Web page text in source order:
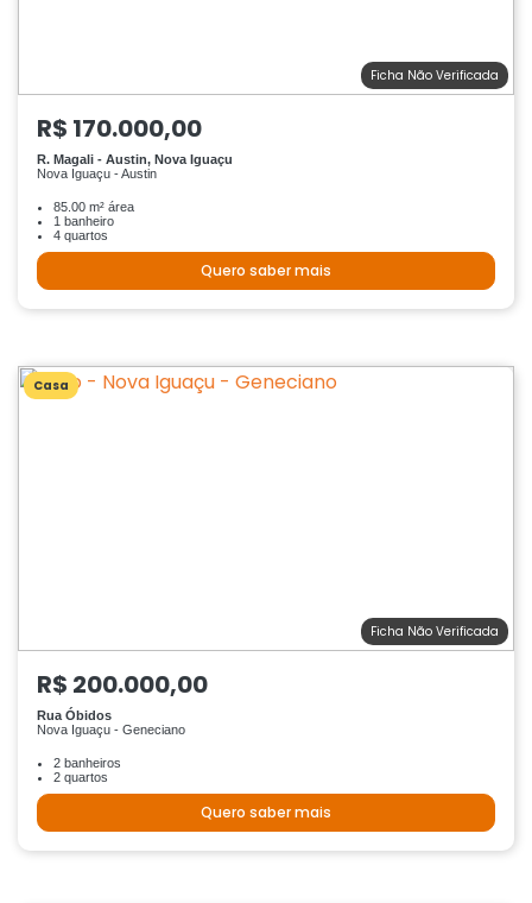
Ficha Não Verificada
R$ 170.000,00
R. Magali - Austin, Nova Iguaçu
Nova Iguaçu - Austin
85.00 m² área
1 banheiro
4 quartos
Quero saber mais
Casa
Ficha Não Verificada
R$ 200.000,00
Rua Óbidos
Nova Iguaçu - Geneciano
2 banheiros
2 quartos
Quero saber mais